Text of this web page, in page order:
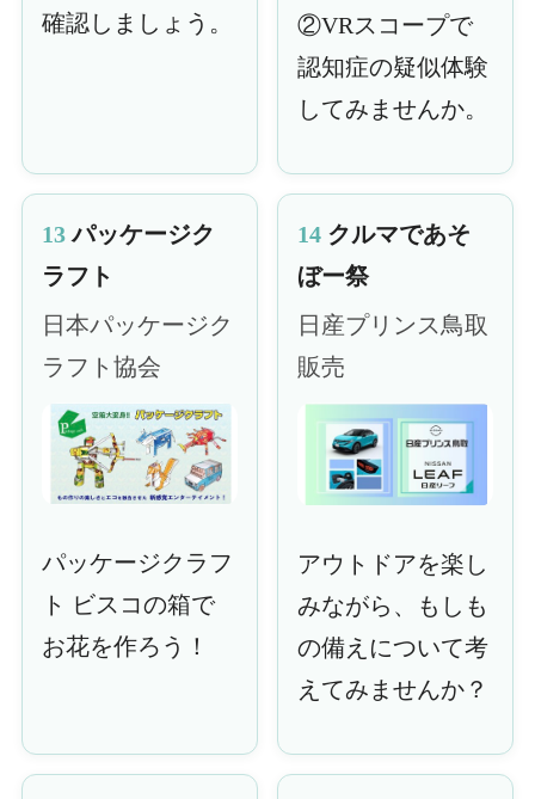
確認しましょう。
②VRスコープで
認知症の疑似体験
してみませんか。
13パッケージク
ラフト
日本パッケージク
ラフト協会
パッケージクラフ
ト ビスコの箱で
お花を作ろう！
14 クルマであそ
ぼー祭
日産プリンス鳥取
販売
アウトドアを楽し
みながら、もしも
の備えについて考
えてみませんか？